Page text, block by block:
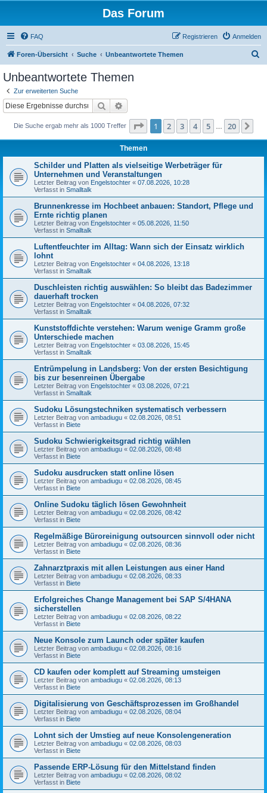
Das Forum
FAQ Anmelden
Registrieren
Foren-Übersicht Suche Unbeantwortete Themen
Unbeantwortete Themen
Zur erweiterten Suche
Suche
Die Suche ergab mehr als 1000 Treffer Seite 1von 20
1 2 3 4 5 20
Themen
Schilder und Platten als vielseitige Werbeträger für
Unternehmen und Veranstaltungen
Letzter Beitrag von Engelstochter « 07.08.2026, 10:28
Verfasst in Smalltalk
Brunnenkresse im Hochbeet anbauen: Standort, Pflege und
Ernte richtig planen
Letzter Beitrag von Engelstochter « 05.08.2026, 11:50
Verfasst in Smalltalk
Luftentfeuchter im Alltag: Wann sich der Einsatz wirklich
lohnt
Letzter Beitrag von Engelstochter « 04.08.2026, 13:18
Verfasst in Smalltalk
Duschleisten richtig auswählen: So bleibt das Badezimmer
dauerhaft trocken
Letzter Beitrag von Engelstochter « 04.08.2026, 07:32
Verfasst in Smalltalk
Kunststoffdichte verstehen: Warum wenige Gramm große
Unterschiede machen
Letzter Beitrag von Engelstochter « 03.08.2026, 15:45
Verfasst in Smalltalk
Entrümpelung in Landsberg: Von der ersten Besichtigung
bis zur besenreinen Übergabe
Letzter Beitrag von Engelstochter « 03.08.2026, 07:21
Verfasst in Smalltalk
Sudoku Lösungstechniken systematisch verbessern
Letzter Beitrag von ambadiugu « 02.08.2026, 08:51
Verfasst in Biete
Sudoku Schwierigkeitsgrad richtig wählen
Letzter Beitrag von ambadiugu « 02.08.2026, 08:48
Verfasst in Biete
Sudoku ausdrucken statt online lösen
Letzter Beitrag von ambadiugu « 02.08.2026, 08:45
Verfasst in Biete
Online Sudoku täglich lösen Gewohnheit
Letzter Beitrag von ambadiugu « 02.08.2026, 08:42
Verfasst in Biete
Regelmäßige Büroreinigung outsourcen sinnvoll oder nicht
Letzter Beitrag von ambadiugu « 02.08.2026, 08:36
Verfasst in Biete
Zahnarztpraxis mit allen Leistungen aus einer Hand
Letzter Beitrag von ambadiugu « 02.08.2026, 08:33
Verfasst in Biete
Erfolgreiches Change Management bei SAP S/4HANA
sicherstellen
Letzter Beitrag von ambadiugu « 02.08.2026, 08:22
Verfasst in Biete
Neue Konsole zum Launch oder später kaufen
Letzter Beitrag von ambadiugu « 02.08.2026, 08:16
Verfasst in Biete
CD kaufen oder komplett auf Streaming umsteigen
Letzter Beitrag von ambadiugu « 02.08.2026, 08:13
Verfasst in Biete
Digitalisierung von Geschäftsprozessen im Großhandel
Letzter Beitrag von ambadiugu « 02.08.2026, 08:04
Verfasst in Biete
Lohnt sich der Umstieg auf neue Konsolengeneration
Letzter Beitrag von ambadiugu « 02.08.2026, 08:03
Verfasst in Biete
Passende ERP-Lösung für den Mittelstand finden
Letzter Beitrag von ambadiugu « 02.08.2026, 08:02
Verfasst in Biete